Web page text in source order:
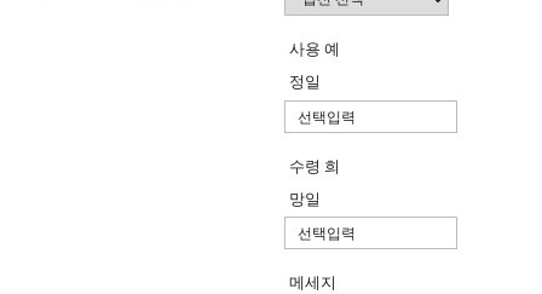
사용 예
정일
수령 희
망일
메세지